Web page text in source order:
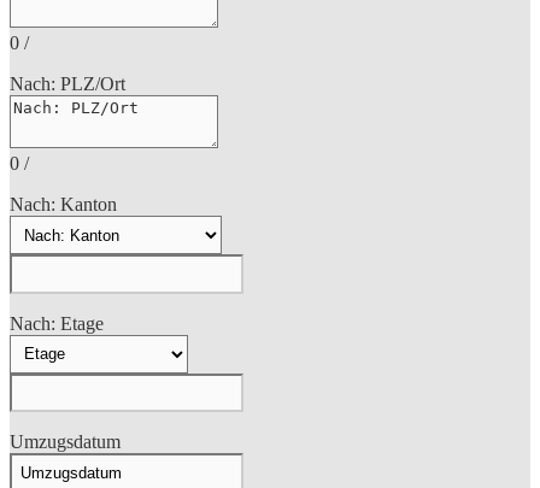
0 /
Nach: PLZ/Ort
0 /
Nach: Kanton
Nach: Etage
Umzugsdatum